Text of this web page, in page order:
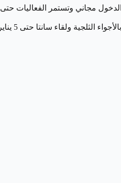
وتستمر الفعاليات حتى 31 ديسمبر.